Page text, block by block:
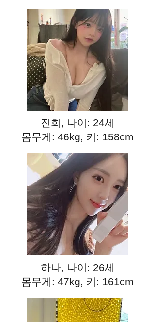
진희, 나이: 24세
몸무게: 46kg, 키: 158cm
하나, 나이: 26세
몸무게: 47kg, 키: 161cm